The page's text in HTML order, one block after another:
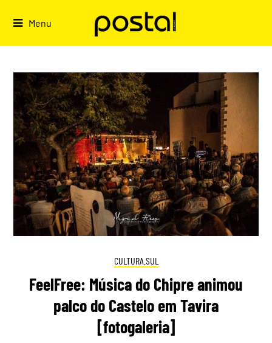
Menu
CULTURA.SUL
FeelFree: Música do Chipre animou
palco do Castelo em Tavira
[fotogaleria]